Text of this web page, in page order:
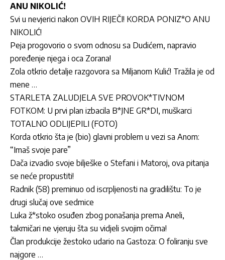
ANU NIKOLIĆ!
Svi u nevjerici nakon OVIH RIJEČI! KORDA PONIZ*O ANU
NIKOLIĆ!
Peja progovorio o svom odnosu sa Dudićem, napravio
poređenje njega i oca Zorana!
Zola otkrio detalje razgovora sa Miljanom Kulić! Tražila je od
mene …
STARLETA ZALUDJELA SVE PROVOK*TIVNOM
FOTKOM: U prvi plan izbacila B*JNE GR*DI, muškarci
TOTALNO ODLIJEPILI (FOTO)
Korda otkrio šta je (bio) glavni problem u vezi sa Anom:
“Imaš svoje pare”
Dača izvadio svoje bilješke o Stefani i Matoroj, ova pitanja
se neće propustiti!
Radnik (58) preminuo od iscrpljenosti na gradilištu: To je
drugi slučaj ove sedmice
Luka ž*stoko osuđen zbog ponašanja prema Aneli,
takmičari ne vjeruju šta su vidjeli svojim očima!
Član produkcije žestoko udario na Gastoza: O foliranju sve
najgore …